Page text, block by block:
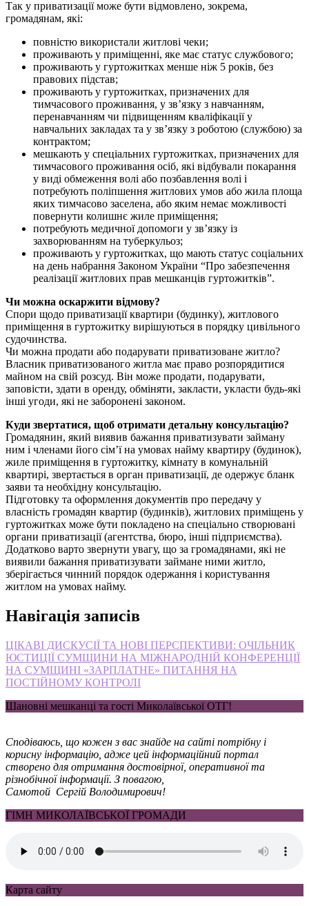
Так у приватизації може бути відмовлено, зокрема,
громадянам, які:
повністю використали житлові чеки;
проживають у приміщенні, яке має статус службового;
проживають у гуртожитках менше ніж 5 років, без
правових підстав;
проживають у гуртожитках, призначених для
тимчасового проживання, у зв’язку з навчанням,
перенавчанням чи підвищенням кваліфікації у
навчальних закладах та у зв’язку з роботою (службою) за
контрактом;
мешкають у спеціальних гуртожитках, призначених для
тимчасового проживання осіб, які відбували покарання
у виді обмеження волі або позбавлення волі і
потребують поліпшення житлових умов або жила площа
яких тимчасово заселена, або яким немає можливості
повернути колишнє жиле приміщення;
потребують медичної допомоги у зв’язку із
захворюванням на туберкульоз;
проживають у гуртожитках, що мають статус соціальних
на день набрання Законом України “Про забезпечення
реалізації житлових прав мешканців гуртожитків”.
Чи можна оскаржити відмову?
Спори щодо приватизації квартири (будинку), житлового
приміщення в гуртожитку вирішуються в порядку цивільного
судочинства.
Чи можна продати або подарувати приватизоване житло?
Власник приватизованого житла має право розпорядитися
майном на свій розсуд. Він може продати, подарувати,
заповісти, здати в оренду, обміняти, закласти, укласти будь-які
інші угоди, які не заборонені законом.
Куди звертатися, щоб отримати детальну консультацію?
Громадянин, який виявив бажання приватизувати займану
ним і членами його сім’ї на умовах найму квартиру (будинок),
жиле приміщення в гуртожитку, кімнату в комунальній
квартирі, звертається в орган приватизації, де одержує бланк
заяви та необхідну консультацію.
Підготовку та оформлення документів про передачу у
власність громадян квартир (будинків), житлових приміщень у
гуртожитках може бути покладено на спеціально створювані
органи приватизації (агентства, бюро, інші підприємства).
Додатково варто звернути увагу, що за громадянами, які не
виявили бажання приватизувати займане ними житло,
зберігається чинний порядок одержання і користування
житлом на умовах найму.
Навігація записів
ЦІКАВІ ДИСКУСІЇ ТА НОВІ ПЕРСПЕКТИВИ: ОЧІЛЬНИК
ЮСТИЦІЇ СУМЩИНИ НА МІЖНАРОДНІЙ КОНФЕРЕНЦІЇ
НА СУМЩИНІ «ЗАРПЛАТНЕ» ПИТАННЯ НА
ПОСТІЙНОМУ КОНТРОЛІ
Шановні мешканці та гості Миколаївської ОТГ!
Сподіваюсь, що кожен з вас знайде на сайті потрібну і
корисну інформацію, адже цей інформаційний портал
створено для отримання достовірної, оперативної та
різнобічної інформації. З повагою,
Самотой Сергій Володимирович!
ГІМН МИКОЛАЇВСЬКОЇ ГРОМАДИ
Карта сайту